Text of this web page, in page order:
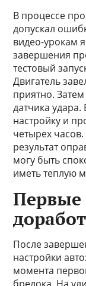
В процессе
допускал
видео-урокам
завершения
тестовый
Двигатель
приятно.
датчика
настройку и
четырех
результат
могу быть
иметь теплую
Первые
После
настройки
момента